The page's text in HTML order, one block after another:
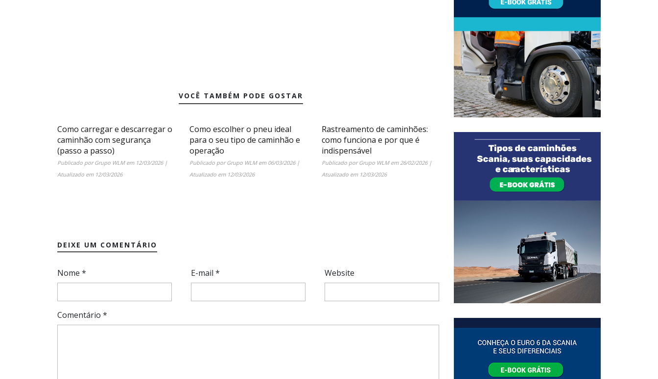
VOCÊ TAMBÉM PODE GOSTAR
Como carregar e descarregar o
caminhão com segurança
(passo a passo)
Publicado porGrupo WLMem 12/03/2026|
Atualizado em 12/03/2026
Como escolher o pneu ideal
para o seu tipo de caminhão e
operação
Publicado porGrupo WLMem 06/03/2026|
Atualizado em 12/03/2026
Rastreamento de caminhões:
como funciona e por que é
indispensável
Publicado porGrupo WLMem 26/02/2026|
Atualizado em 12/03/2026
DEIXE UM COMENTÁRIO
Nome * E-mail * Website
Comentário *